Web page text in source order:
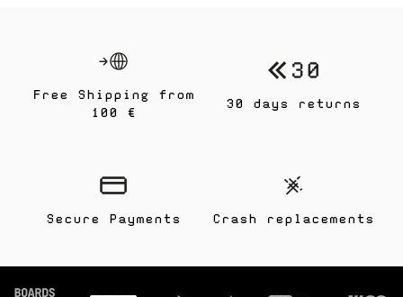
Free Shipping from
100 €
Secure Payments
30 days returns
Crash replacements
Footer